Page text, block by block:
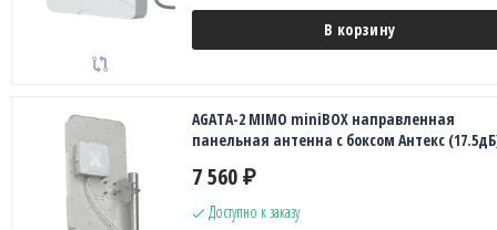
В корзину
AGATA-2 MIMO miniBOX направленная
панельная антенна с боксом Антекс
7 560 ₽
Доступно к заказу